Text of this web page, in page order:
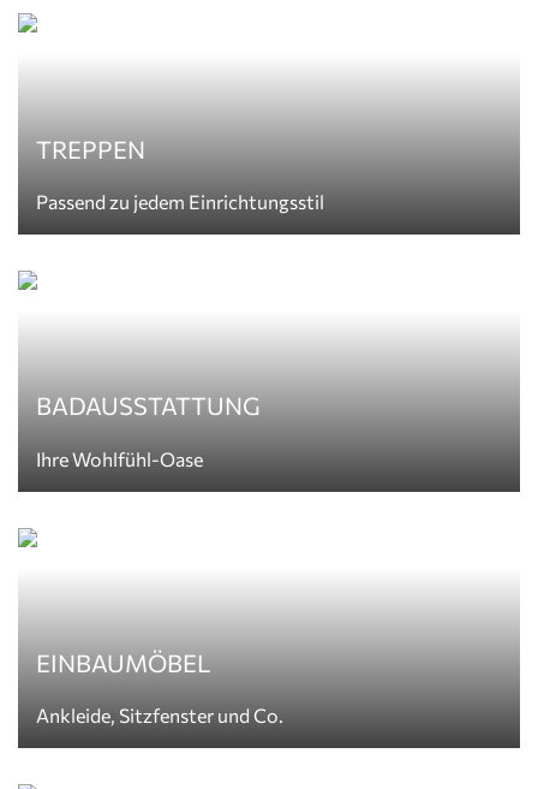
TREPPEN
Passend zu jedem Einrichtungsstil
BADAUSSTATTUNG
Ihre Wohlfühl-Oase
EINBAUMÖBEL
Ankleide, Sitzfenster und Co.